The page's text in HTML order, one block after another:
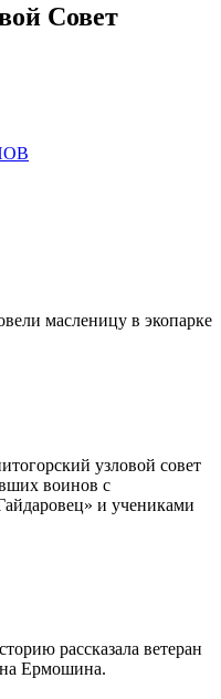
Совет
масленицу в экопарке
узловой совет
воинов с
и учениками
рассказала ветеран
Ермошина.